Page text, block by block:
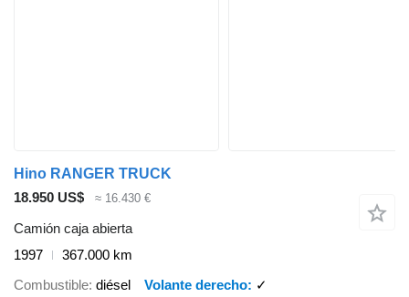
Hino RANGER TRUCK
18.950 US$
≈ 16.430 €
Camión caja abierta
1997
367.000 km
Combustible diésel Volante derecho ✓